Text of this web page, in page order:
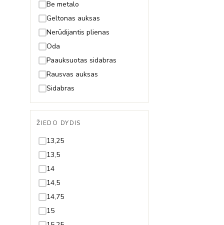
Fėja
Gėlytė
Gyvatė
Gyvybės medis
Inicialas/Raidė
Kačiukas
Karūna
Karys
Kelionės
Keltų mazgas
Kriauklytė
Kryželis
Lapelis
Laumžirgis
Be metalo
Geltonas auksas
Nerūdijantis plienas
Oda
Paauksuotas sidabras
Rausvas auksas
Sidabras
ŽIEDO DYDIS
13,25
13,5
14
14,5
14,75
15